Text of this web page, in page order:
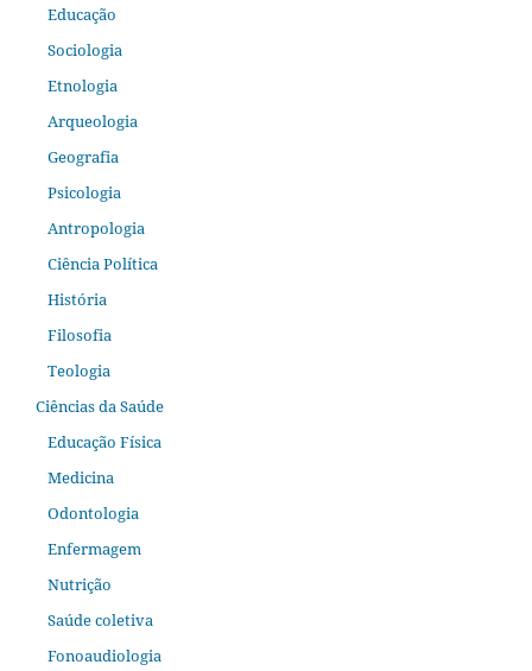
Educação
Sociologia
Etnologia
Arqueologia
Geografia
Psicologia
Antropologia
Ciência Política
História
Filosofia
Teologia
Ciências da Saúde
Educação Física
Medicina
Odontologia
Enfermagem
Nutrição
Saúde coletiva
Fonoaudiologia